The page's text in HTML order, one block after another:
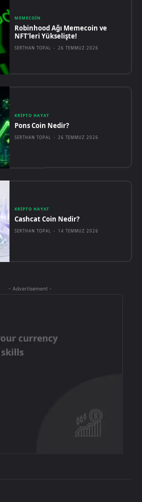
MEMECOIN
Robinhood Ağı Memecoin ve
NFT’leri Yükselişte!
SERTHAN TOPAL - 26 TEMMUZ 2026
KRIPTO HAYAT
Pons Coin Nedir?
SERTHAN TOPAL - 26 TEMMUZ 2026
KRIPTO HAYAT
Cashcat Coin Nedir?
SERTHAN TOPAL - 14 TEMMUZ 2026
- Advertisement -